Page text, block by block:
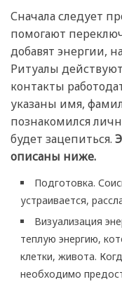
Сначала следует
помогают
добавят энергии,
Ритуалы
контакты
указаны имя,
познакомился
будет зацепиться.
описаны ниже.
Подготовка.
устраивается,
Визуализация
теплую энергию,
клетки, живота.
необходимо